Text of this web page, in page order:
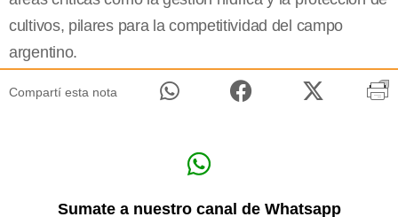
cultivos, pilares para la competitividad del campo
argentino.
Compartí esta nota
Sumate a nuestro canal de Whatsapp